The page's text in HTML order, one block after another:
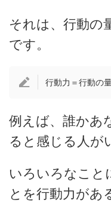
それは、行動の
です。
行動力＝行動の
例えば、誰かあ
ると感じる人が
いろいろなこと
とを行動力があ